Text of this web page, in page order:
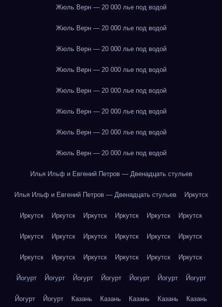
Жюль Верн — 20 000 лье под водой
Жюль Верн — 20 000 лье под водой
Жюль Верн — 20 000 лье под водой
Жюль Верн — 20 000 лье под водой
Жюль Верн — 20 000 лье под водой
Жюль Верн — 20 000 лье под водой
Жюль Верн — 20 000 лье под водой
Жюль Верн — 20 000 лье под водой
Илья Ильф и Евгений Петров — Двенадцать стульев
Илья Ильф и Евгений Петров — Двенадцать стульев Иркутск
Иркутск Иркутск Иркутск Иркутск Иркутск Иркутск
Иркутск Иркутск Иркутск Иркутск Иркутск Иркутск
Иркутск Иркутск Иркутск Иркутск Иркутск Иркутск
Йогурт Йогурт Йогурт Йогурт Йогурт Йогурт Йогурт
Йогурт Йогурт Казань Казань Казань Казань Казань